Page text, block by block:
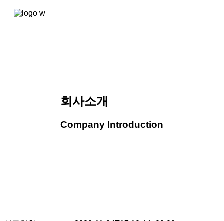
콘텐츠로
건너뛰기
회사소개
Company Introduction